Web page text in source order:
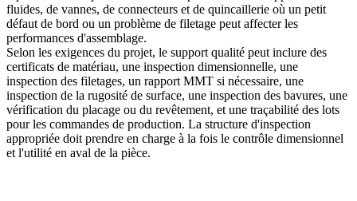
fluides, de vannes, de connecteurs et de quincaillerie où un petit
défaut de bord ou un problème de filetage peut affecter les
performances d'assemblage.
Selon les exigences du projet, le support qualité peut inclure des
certificats de matériau, une inspection dimensionnelle, une
inspection des filetages, un rapport MMT si nécessaire, une
inspection de la rugosité de surface, une inspection des bavures, une
vérification du placage ou du revêtement, et une traçabilité des lots
pour les commandes de production. La structure d'inspection
appropriée doit prendre en charge à la fois le contrôle dimensionnel
et l'utilité en aval de la pièce.